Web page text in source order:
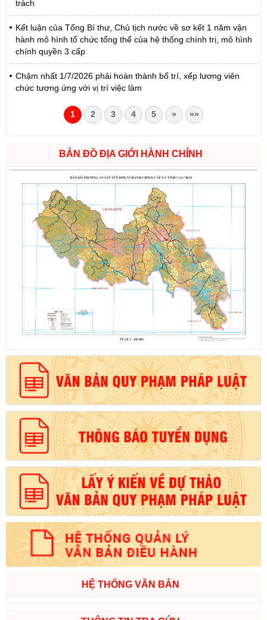
trách
Kết luận của Tổng Bí thư, Chủ tịch nước về sơ kết 1 năm vận
hành mô hình tổ chức tổng thể của hệ thống chính trị, mô hình
chính quyền 3 cấp
Chậm nhất 1/7/2026 phải hoàn thành bố trí, xếp lương viên
chức tương ứng với vị trí việc làm
1 2 3 4 5 » »»
BẢN ĐỒ ĐỊA GIỚI HÀNH CHÍNH
HỆ THỐNG VĂN BẢN